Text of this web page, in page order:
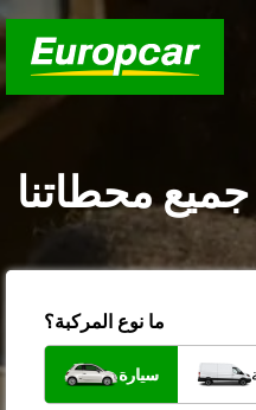
محطاتنا
ما نوع المركبة؟
سيارة